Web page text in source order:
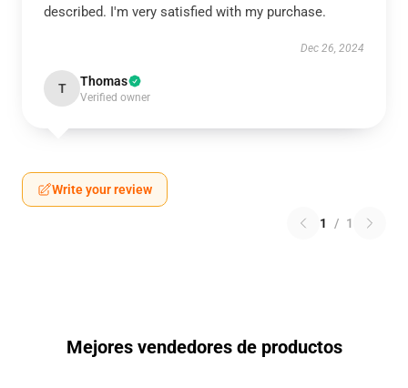
described. I'm very satisfied with my purchase.
Dec 26, 2024
T Thomas
Verified owner
Write your review
1 / 1
Mejores vendedores de productos